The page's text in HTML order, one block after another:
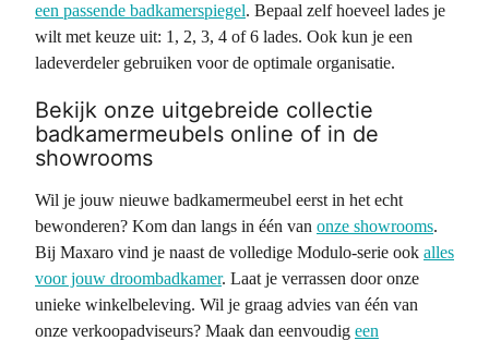
een passende badkamerspiegel. Bepaal zelf hoeveel lades je
wilt met keuze uit: 1, 2, 3, 4 of 6 lades. Ook kun je een
ladeverdeler gebruiken voor de optimale organisatie.
Bekijk onze uitgebreide collectie
badkamermeubels online of in de
showrooms
Wil je jouw nieuwe badkamermeubel eerst in het echt
bewonderen? Kom dan langs in één van onze showrooms.
Bij Maxaro vind je naast de volledige Modulo-serie ook alles
voor jouw droombadkamer. Laat je verrassen door onze
unieke winkelbeleving. Wil je graag advies van één van
onze verkoopadviseurs? Maak dan eenvoudig een